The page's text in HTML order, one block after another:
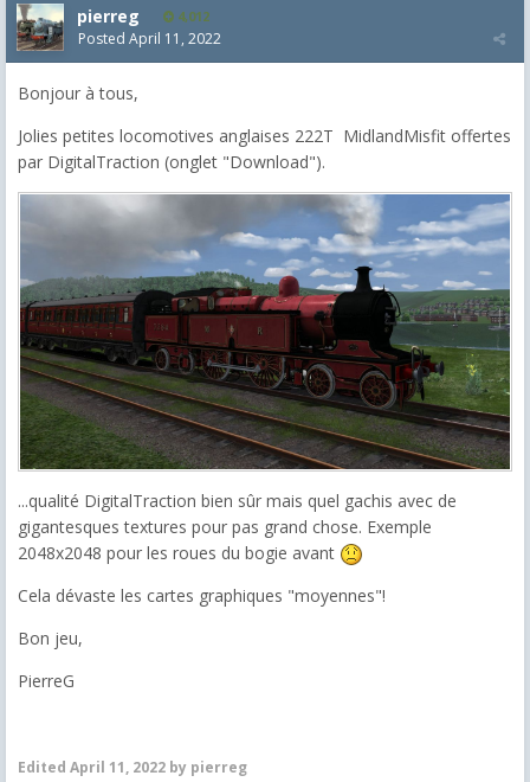
pierreg 4,012
Posted April 11, 2022
Bonjour à tous,
Jolies petites locomotives anglaises 222T MidlandMisfit offertes
par DigitalTraction (onglet "Download").
...qualité DigitalTraction bien sûr mais quel gachis avec de
gigantesques textures pour pas grand chose. Exemple
2048x2048 pour les roues du bogie avant
Cela dévaste les cartes graphiques "moyennes"!
Bon jeu,
PierreG
Edited April 11, 2022 by pierreg